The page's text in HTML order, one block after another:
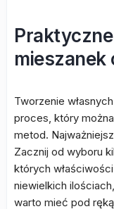
mieszanek
Tworzenie
proces, który
metod.
Zacznij od wyboru
których
niewielkich
warto mieć pod